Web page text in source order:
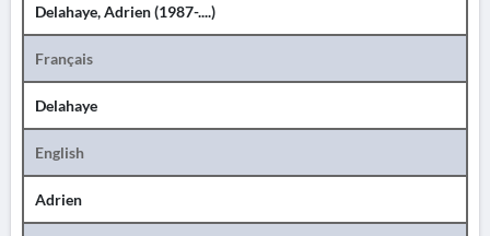
Delahaye, Adrien (1987-....)
Français
Delahaye
English
Adrien